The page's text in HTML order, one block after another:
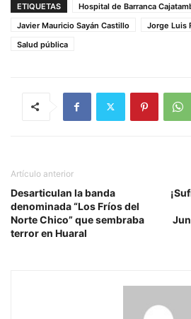
ETIQUETAS
Hospital de Barranca
Javier Mauricio Sayán Castillo
Jorge Luis
Salud pública
Artículo anterior
Desarticulan la banda
denominada “Los Fríos del
Norte Chico” que sembraba
terror en Huaral